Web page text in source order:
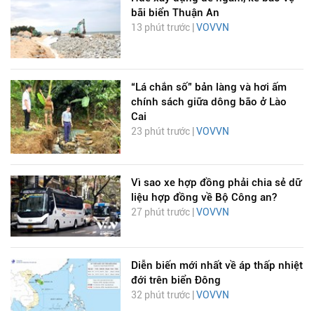
bãi biển Thuận An
13 phút trước | VOVVN
“Lá chắn số” bản làng và hơi ấm
chính sách giữa dông bão ở Lào
Cai
23 phút trước | VOVVN
Vì sao xe hợp đồng phải chia sẻ dữ
liệu hợp đồng về Bộ Công an?
27 phút trước | VOVVN
Diễn biến mới nhất về áp thấp nhiệt
đới trên biển Đông
32 phút trước | VOVVN